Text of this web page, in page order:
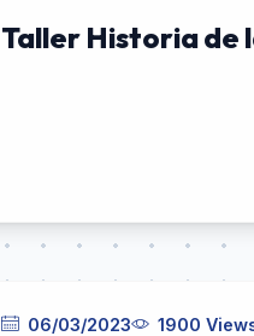
Taller Historia de
06/03/2023 1900